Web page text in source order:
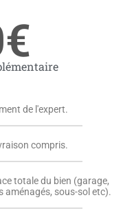
de l'expert.
compris.
totale du bien (garage,
aménagés, sous-sol etc).